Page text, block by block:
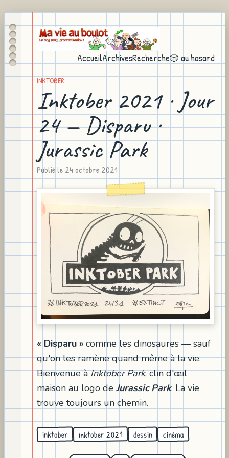
AccueilArchivesRecherche🎲 au hasard
INKTOBER
Inktober 2021 · Jour
24 — Disparu ·
Jurassic Park
Publié le24 octobre 2021
« Disparu »comme les dinosaures — sauf
qu'on les ramène quand même à la vie.
Bienvenue àInktober Park, clin d'œil
maison au logo de Jurassic Park. La vie
trouve toujours un chemin.
inktober inktober 2021 dessin cinéma